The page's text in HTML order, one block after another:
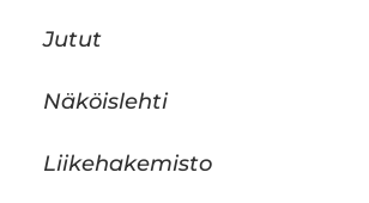
Jutut
Näköislehti
Liikehakemisto